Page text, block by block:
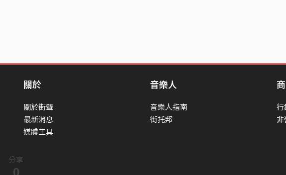
分享
彷彿看
想一直
幫你將
關於
關於街聲
最新消息
媒體工具
音樂人
音樂人指南
街托邦
行
非